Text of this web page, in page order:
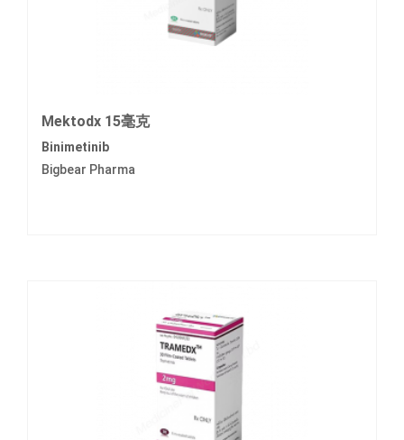
Mektodx 15毫克
Binimetinib
Bigbear Pharma